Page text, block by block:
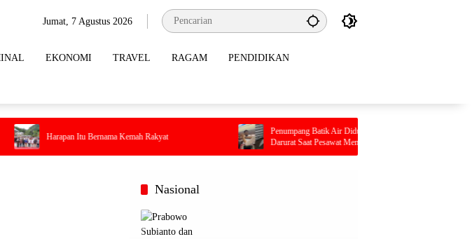
Jumat, 7 Agustus 2026
EKONOMI TRAVEL RAGAM PENDIDIKAN
Itu Bernama Kemah Rakyat
Penumpang Batik Air Diduga Coba Buka Pintu
Darurat Saat Pesawat Mengudara, Kepanikan Pecah
di Dalam Kabin
Nasional